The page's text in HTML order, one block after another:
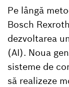
Pe lângă
Bosch
dezvoltarea
(AI). Noua
sisteme de
să realizeze